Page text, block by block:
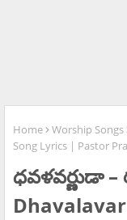
Home Worship Songs
Song Lyrics | Pastor
ధవళవర్ణుడా –